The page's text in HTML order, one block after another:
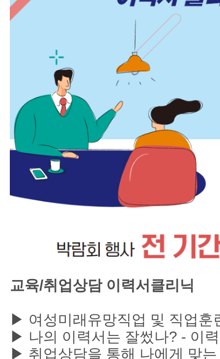
교육/취업상담 이력서클리닉
▶ 여성미래유망직업 및 직업훈
▶ 나의 이력서는 잘썼나? - 이
▶ 취업상담을 통해 나에게 맞